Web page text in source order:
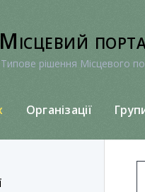
Місцевий
Типове рішення Місцевого
Організації